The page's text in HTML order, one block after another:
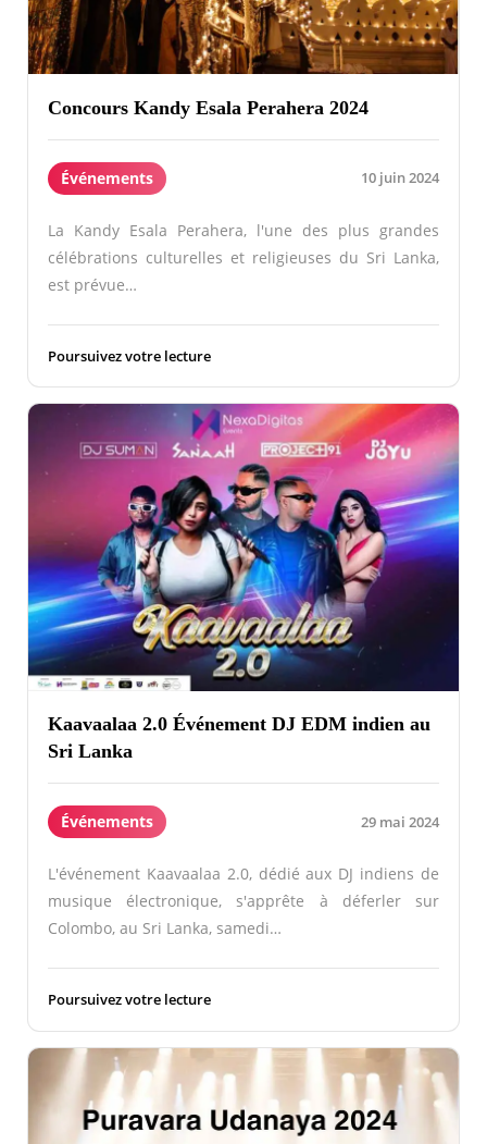
Concours Kandy Esala Perahera 2024
Événements 10 juin 2024
La Kandy Esala Perahera, l'une des plus grandes
célébrations culturelles et religieuses du Sri Lanka,
est prévue…
Poursuivez votre lecture
Kaavaalaa 2.0 Événement DJ EDM indien au
Sri Lanka
Événements 29 mai 2024
L'événement Kaavaalaa 2.0, dédié aux DJ indiens de
musique électronique, s'apprête à déferler sur
Colombo, au Sri Lanka, samedi…
Poursuivez votre lecture